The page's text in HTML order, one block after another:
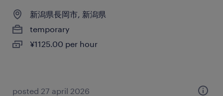
新潟県長岡市, 新潟県
temporary
¥1125.00 per hour
posted 27 april 2026